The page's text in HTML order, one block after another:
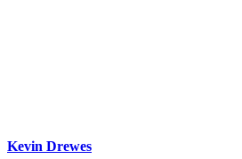
Kevin Drewes